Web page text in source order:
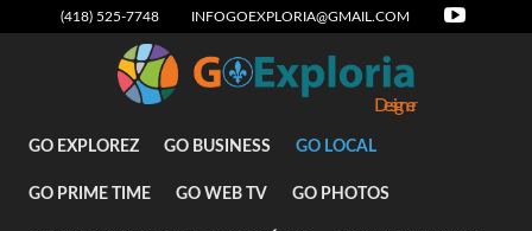
(418) 525-7748 INFOGOEXPLORIA@GMAIL.COM
Designer
GO EXPLOREZ GO BUSINESS GO LOCAL
GO PRIME TIME GO WEB TV GO PHOTOS